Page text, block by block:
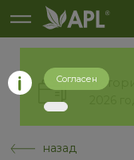
назад
Согласен